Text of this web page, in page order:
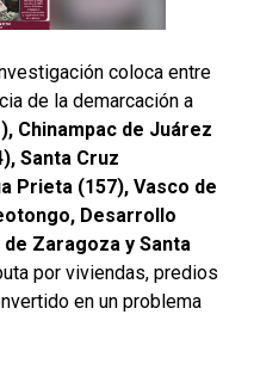
coloca entre
de la demarcación a
Chinampac de Juárez
Santa Cruz
Prieta (157), Vasco de
Desarrollo
Zaragoza y Santa
por viviendas, predios
en un problema